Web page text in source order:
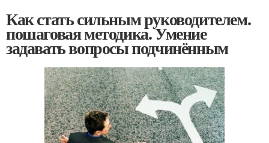
Как стать сильным руководителем.
пошаговая методика. Умение
задавать вопросы подчинённым